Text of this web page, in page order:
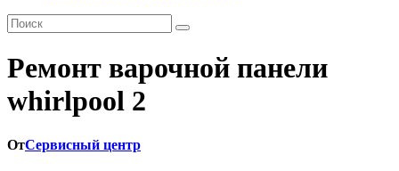
Ремонт варочной панели
whirlpool 2
ОтСервисный центр